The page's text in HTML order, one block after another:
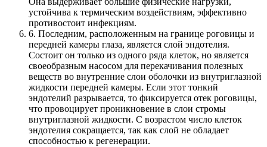
устойчива к термическим воздействиям, эффективно
противостоит инфекциям.
6. Последним, расположенным на границе роговицы и
передней камеры глаза, является слой эндотелия.
Состоит он только из одного ряда клеток, но является
своеобразным насосом для перекачивания полезных
веществ во внутренние слои оболочки из внутриглазной
жидкости передней камеры. Если этот тонкий
эндотелий разрывается, то фиксируется отек роговицы,
что провоцирует проникновение в слои стромы
внутриглазной жидкости. С возрастом число клеток
эндотелия сокращается, так как слой не обладает
способностью к регенерации.